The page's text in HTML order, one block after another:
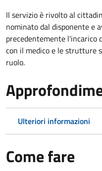
Il servizio è rivolto al
nominato dal disponente e
precedentemente l'incarico
con il medico e le strutture
ruolo.
Ulteriori informazioni
Come fare